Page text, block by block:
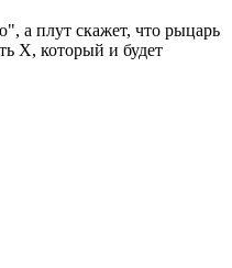
а плут скажет, что рыцарь
X, который и будет